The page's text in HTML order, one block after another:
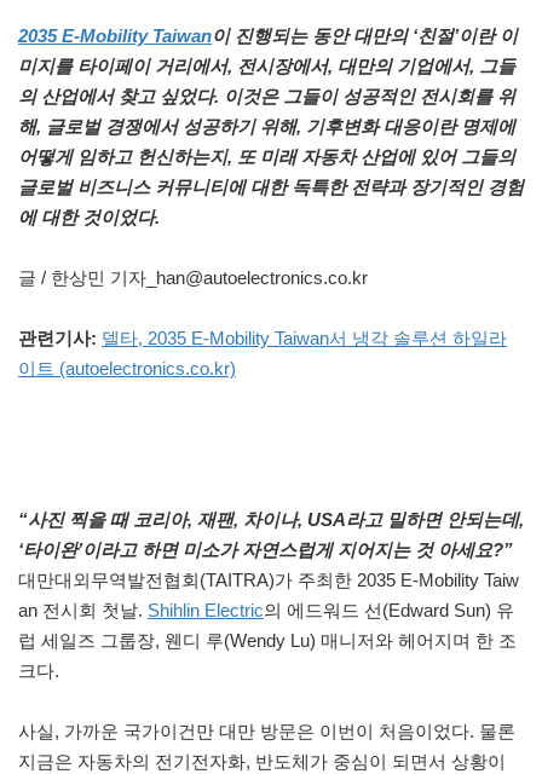
2035 E-Mobility Taiwan이 진행되는 동안 대만의 ‘친절’이란 이
미지를 타이페이 거리에서, 전시장에서, 대만의 기업에서, 그들
의 산업에서 찾고 싶었다. 이것은 그들이 성공적인 전시회를 위
해, 글로벌 경쟁에서 성공하기 위해, 기후변화 대응이란 명제에
어떻게 임하고 헌신하는지, 또 미래 자동차 산업에 있어 그들의
글로벌 비즈니스 커뮤니티에 대한 독특한 전략과 장기적인 경험
에 대한 것이었다.
글 / 한상민 기자_han@autoelectronics.co.kr
관련기사: 델타, 2035 E-Mobility Taiwan서 냉각 솔루션 하일라
이트 (autoelectronics.co.kr)
“사진 찍을 때 코리아, 재팬, 차이나, USA라고 밀하면 안되는데,
‘타이완’이라고 하면 미소가 자연스럽게 지어지는 것 아세요?”
대만대외무역발전협회(TAITRA)가 주최한 2035 E-Mobility Taiw
an 전시회 첫날. Shihlin Electric의 에드워드 선(Edward Sun) 유
럽 세일즈 그룹장, 웬디 루(Wendy Lu) 매니저와 헤어지며 한 조
크다.
사실, 가까운 국가이건만 대만 방문은 이번이 처음이었다. 물론
지금은 자동차의 전기전자화, 반도체가 중심이 되면서 상황이